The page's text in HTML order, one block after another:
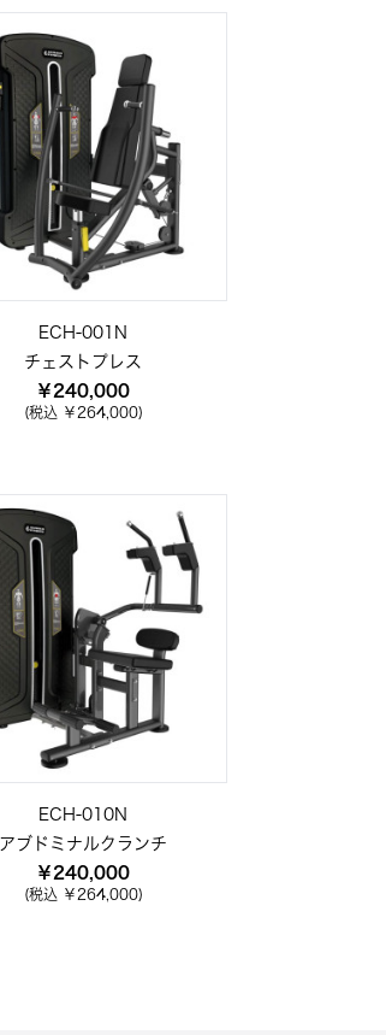
ECH-001N
チェストプレス
￥240,000
(税込 ￥264,000)
ECH-010N
アブドミナルクランチ
￥240,000
(税込 ￥264,000)